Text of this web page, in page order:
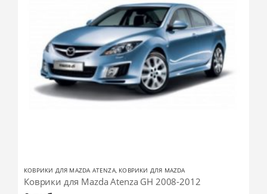
КОВРИКИ ДЛЯ MAZDA ATENZA, КОВРИКИ ДЛЯ MAZDA
Коврики для Mazda Atenza GH 2008-2012